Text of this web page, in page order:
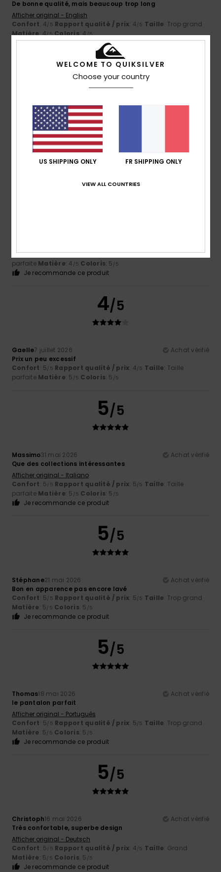
De bonne qualité, mais beaucoup trop long
Afficher original - English
Confort: 4/5 Rapport qualité / prix: 4/5 Taille: Trop grand
Matière: 4/5 Coloris: 4/5
4/5
13 juillet 2026
Ça me plaît, lâche-moi le bras
Afficher original - Castellano
Confort: 4/5 Rapport qualité / prix
parfaiteMatière: 4/5 Coloris
Je recommande ce produit
5/5
Confort: 5/5 Rapport qualité / prix: 5/5 Taille: Taille
parfaite Matière: 4 /5 Coloris: 5 /5
Je recommande ce produit
4/5
Gaelle7 juillet 2026
Achat vérifié
Prix un peu excessif
Confort: 5/5 Rapport qualité / prix: 4/5 Taille: Taille
parfaite Matière: 5 /5 Coloris: 5 /5
5/5
Massimo31 mai 2026
Achat vérifié
Que des collections intéressantes
Afficher original - Italiano
Confort: 5/5 Rapport qualité / prix: 5/5 Taille: Taille
parfaite Matière: 5 /5 Coloris: 5 /5
Je recommande ce produit
5/5
Stéphane21 mai 2026
Achat vérifié
Bon en apparence pas encore lavé
Confort: 5/5 Rapport qualité / prix: 5/5 Taille: Trop grand
Matière: 5/5 Coloris: 5 /5
Je recommande ce produit
5/5
Thomas18 mai 2026
Achat vérifié
le pantalon parfait
Afficher original - Português
Confort: 5/5 Rapport qualité / prix: 5/5 Taille: Trop grand
Matière: 5/5 Coloris: 5 /5
Je recommande ce produit
5/5
Christoph16 mai 2026
Achat vérifié
Très confortable, superbe design
Afficher original - Deutsch
Confort: 5/5 Rapport qualité / prix: 4/5 Taille: Grand
Matière: 5/5 Coloris: 5 /5
Je recommande ce produit
WELCOME TO QUIKSILVER
Choose your country
US SHIPPING ONLY FR SHIPPING ONLY
VIEW ALL COUNTRIES